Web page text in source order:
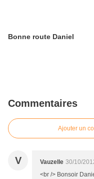
Bonne route Daniel
Commentaires
Ajouter un
V Vauzelle 30/10/
<br /> Bonsoir